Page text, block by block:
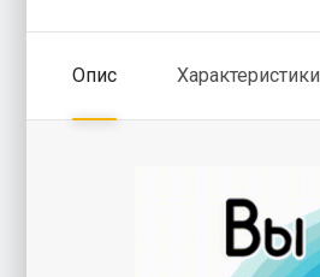
Опис Характеристики